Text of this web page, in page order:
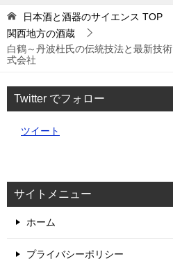
日本酒と酒器のサイエンス TOP
関西地方の酒蔵
白鶴～丹波杜氏の伝統技法と最新技
式会社
Twitter でフォロー
ツイート
サイトメニュー
ホーム
プライバシーポリシー